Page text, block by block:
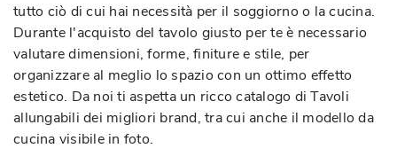
tutto ciò di cui hai necessità per il soggiorno o la cucina.
Durante l'acquisto del tavolo giusto per te è necessario
valutare dimensioni, forme, finiture e stile, per
organizzare al meglio lo spazio con un ottimo effetto
estetico. Da noi ti aspetta un ricco catalogo di Tavoli
allungabili dei migliori brand, tra cui anche il modello da
cucina visibile in foto.